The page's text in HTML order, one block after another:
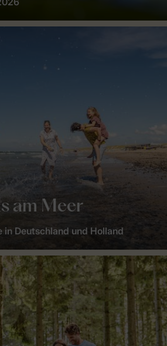
am Meer
in Deutschland und Holland